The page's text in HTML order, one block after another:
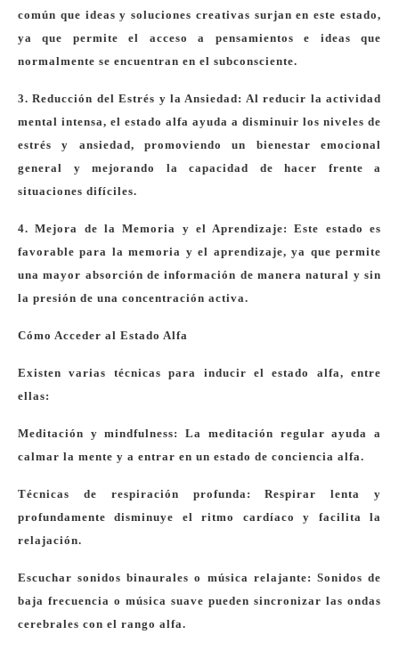
común que ideas y soluciones creativas surjan en este estado,
ya que permite el acceso a pensamientos e ideas que
normalmente se encuentran en el subconsciente.
3. Reducción del Estrés y la Ansiedad: Al reducir la actividad
mental intensa, el estado alfa ayuda a disminuir los niveles de
estrés y ansiedad, promoviendo un bienestar emocional
general y mejorando la capacidad de hacer frente a
situaciones difíciles.
4. Mejora de la Memoria y el Aprendizaje: Este estado es
favorable para la memoria y el aprendizaje, ya que permite
una mayor absorción de información de manera natural y sin
la presión de una concentración activa.
Cómo Acceder al Estado Alfa
Existen varias técnicas para inducir el estado alfa, entre
ellas:
Meditación y mindfulness: La meditación regular ayuda a
calmar la mente y a entrar en un estado de conciencia alfa.
Técnicas de respiración profunda: Respirar lenta y
profundamente disminuye el ritmo cardíaco y facilita la
relajación.
Escuchar sonidos binaurales o música relajante: Sonidos de
baja frecuencia o música suave pueden sincronizar las ondas
cerebrales con el rango alfa.